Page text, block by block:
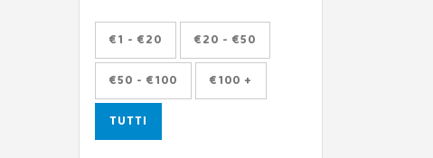
€1 - €20 €20 - €50
€50 - €100 €100 +
TUTTI